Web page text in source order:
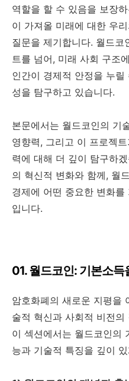
역할을 할 수 있음을 보장
이 가져올 미래에 대한 우
질문을 제기합니다. 월드코
트를 넘어, 미래 사회 구조
인간이 경제적 안정을 누
성을 탐구하고 있습니다.
본문에서는 월드코인의 기
영향력, 그리고 이 프로젝
력에 대해 더 깊이 탐구하
의 혁신적 변화와 함께, 월
경제에 어떤 중요한 변화
입니다.
01. 월드코인: 기본소
암호화폐의 새로운 지평을
술적 혁신과 사회적 비전
이 섹션에서는 월드코인의
능과 기술적 특징을 깊이